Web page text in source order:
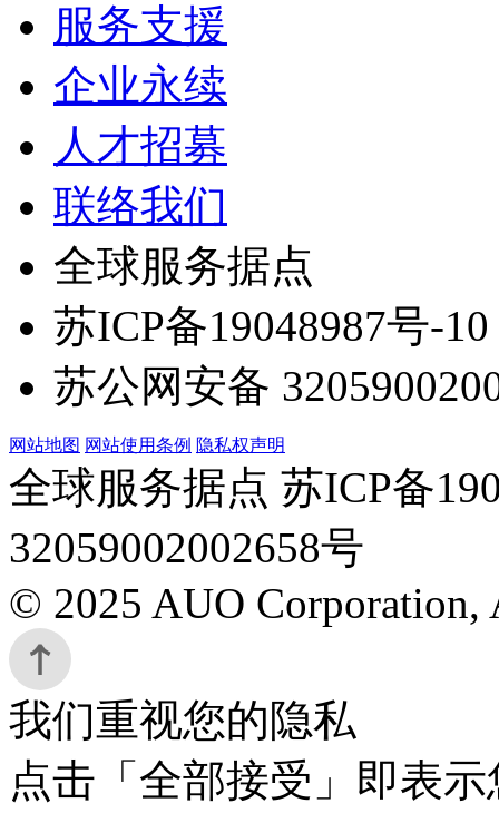
服务支援
企业永续
人才招募
联络我们
全球服务据点
苏ICP备19048987号-10
苏公网安备
网站地图 网站使用条例 隐私权声明
全球服务据点 苏ICP备
32059002002658号
© 2025 AUO Corporation,
我们重视您的隐私
点击「全部接受」即表